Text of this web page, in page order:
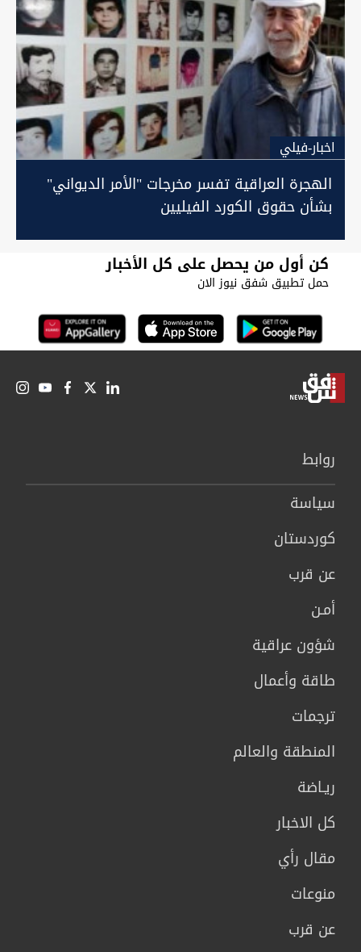
اخبار-فيلي
الهجرة العراقية تفسر مخرجات "الأمر الديواني"
بشأن حقوق الكورد الفيليين
كن أول من يحصل على كل الأخبار
حمل تطبيق شفق نيوز الان
روابط
سیاسة
كوردستان
عن قرب
أمـن
شؤون عراقية
طاقة وأعمال
ترجمات
المنطقة والعالم
ريـاضة
كل الاخبار
مقال رأي
منوعات
عن قرب